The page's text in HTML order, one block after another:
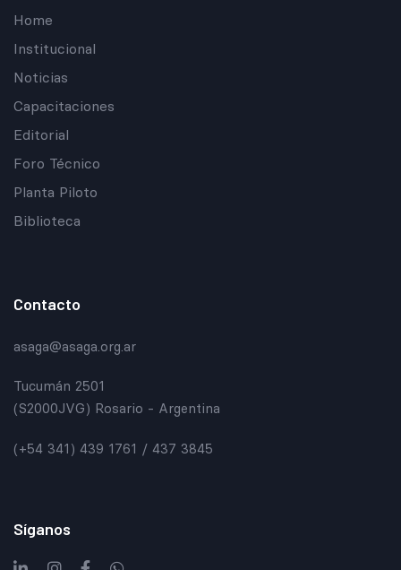
Home
Institucional
Noticias
Capacitaciones
Editorial
Foro Técnico
Planta Piloto
Biblioteca
Contacto
asaga@asaga.org.ar
Tucumán 2501
(S2000JVG) Rosario - Argentina
(+54 341) 439 1761 / 437 3845
Síganos